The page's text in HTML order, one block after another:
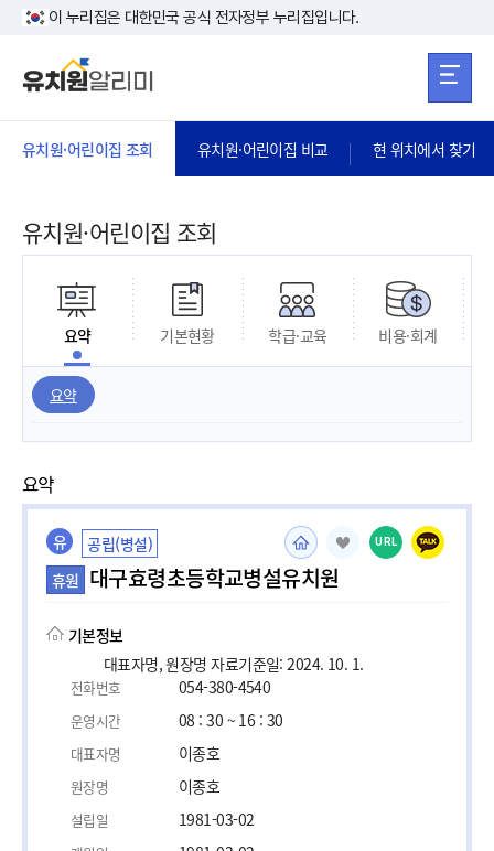
본문 바로가기
이 누리집은 대한민국 공식 전자정부 누리집입니다.
유치원·어린이집 조회 유치원·어린이집 비교 현 위치에서 찾기
유치원·어린이집 조회
요약 기본현황 학급·교육 비용·회계
요약
요약
유
공립(병설)
휴원 대구효령초등학교병설유치원
URL
기본정보
대표자명, 원장명 자료기준일: 2024. 10. 1.
전화번호 054-380-4540
운영시간 08 : 30 ~ 16 : 30
대표자명 이종호
원장명 이종호
설립일 1981-03-02